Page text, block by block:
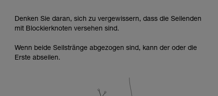
Denken Sie daran, sich zu vergewissern, dass die Seilenden
mit Blockierknoten versehen sind.
Wenn beide Seilstränge abgezogen sind, kann der oder die
Erste abseilen.